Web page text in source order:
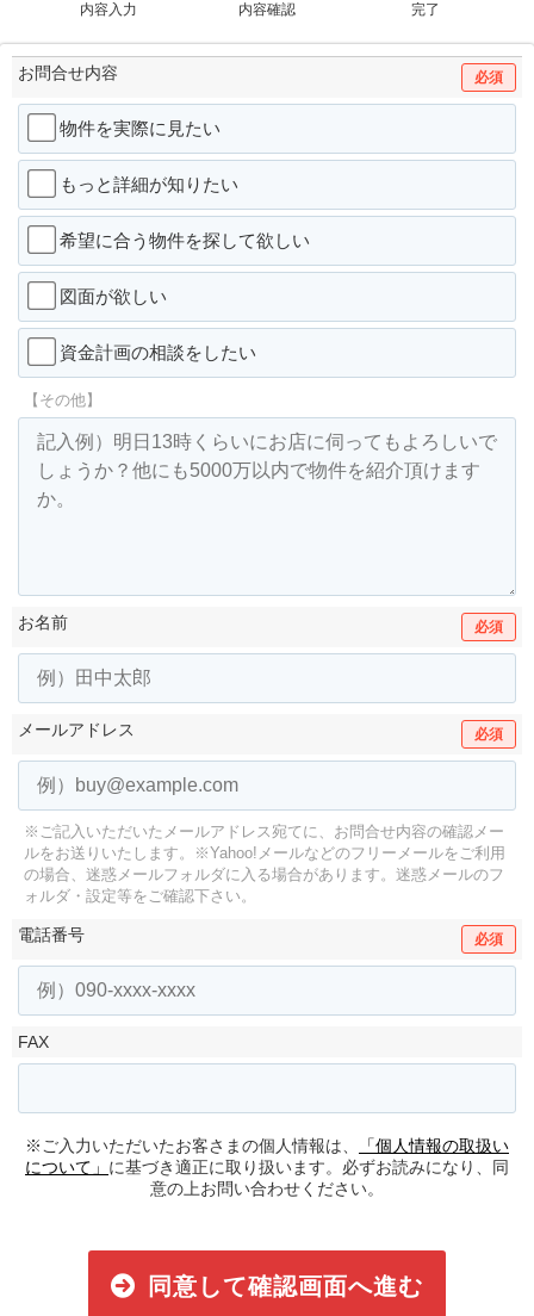
内容入力
内容確認
完了
お問合せ内容 必須
物件を実際に見たい
もっと詳細が知りたい
希望に合う物件を探して欲しい
図面が欲しい
資金計画の相談をしたい
【その他】
お名前 必須
メールアドレス 必須
※ご記入いただいたメールアドレス宛てに、お問合せ内容の確認メー
ルをお送りいたします。
※Yahoo!メールなどのフリーメールをご利用
の場合、迷惑メールフォルダに入る場合があります。 迷惑メールのフ
ォルダ・設定等をご確認下さい。
電話番号 必須
FAX
※ご入力いただいたお客さまの個人情報は、
「個人情報の取扱い
について」 に基づき適正に取り扱います。必ずお読みになり、同
意の上お問い合わせください。
同意して確認画面へ進む